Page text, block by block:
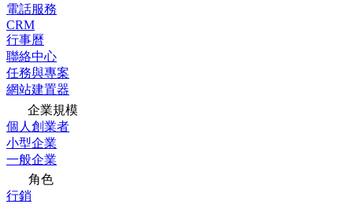
電話服務
CRM
行事曆
聯絡中心
任務與專案
網站建置器
企業規模
個人創業者
小型企業
一般企業
角色
行銷